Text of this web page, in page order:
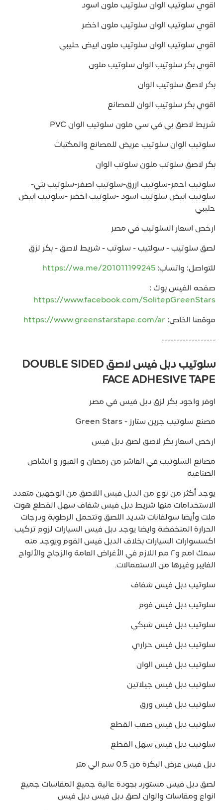
اقوي سلوتيب الوان سلوتيب ملون اسود
اقوي سلوتيب الوان سلوتيب ملون اخضر
اقوي سلوتيب الوان سلوتيب ملون ابيض حليبي
اقوي بكر سلوتيب الوان سلوتيب ملون
بكر لاصق سلوتيب الوان
اقوي بكر سلوتيب الوان للمصانع
شريط لاصق بي في سي ملون سلوتيب الوان PVC
سلوتيب الوان سلوتيب عريض للمصانع والمكتبات
بكر لاصق سلوتب ملون سلوتب الوان
سلوتيب احمر-سلوتيب ازرق-سلوتيب اصفر-سلوتيب بني-
سلوتيب ابيض سلوتيب اسود -سلوتيب اخضر -سلوتيب ابيض
حليبي
ارخص اسعار السلوتيب في مصر
لصق سلوتيب - سولتيب - سلوتب - شريط لاصق - بكر لزق
للتواصل: واتساب: https://wa.me/201011199245
صفحه الفيس بوك :
https://www.facebook.com/SolitepGreenStars
موقعنا الخاص: https://www.greenstarstape.com/ar
------------------
سلوتيب دبل فيس لاصق DOUBLE SIDED
FACE ADHESIVE TAPE
اوفر واجود بكر لزق دبل فيس في مصر
مصنع سلوتيب جرين ستارز - Green Stars
ارخص اسعار بكر لاصق لصق دبل فيس
مصانع السلوتيب في العاشر من رمضان و العبور و انشاص
الصناعية
يوجد أكثر من نوع من الدبل فيس اللاصق من الوجهين متعدد
الاستخدامات منها شريط دبل فيس شفاف سهل القطع هوت
ملت وأيضا سولفانات شديد اللصق وتتحمل الرطوبة ودرجات
الحرارة المنخفضة وايضا يوجد دبل فيس السيارات لزوم تركيب
اكسسوارات السيارات بخلاف الدبل فيس الفوم ويوجد منه
سمك ١مم و٢ مم اللازم في الأغراض العامة والزجاج والألواح
الفايبر وغيرها من الاستعمالات.
سلوتيب دبل فيس شفاف
سلوتيب دبل فيس فوم
سلوتيب دبل فيس شبكي
سلوتيب دبل فيس حراري
سلوتيب دبل فيس الوان
سلوتيب دبل فيس جيلاتين
سلوتيب دبل فيس ورق
سلوتيب دبل فيس صعب القطع
سلوتيب دبل فيس سهل القطع
دبل فيس عرض البكرة من 0.5 سم الي متر
لصق دبل فيس مستورد بجودة عالية جميع المقاسات جميع
انواع ومقاسات والوان لصق دبل فيس دبل فيس